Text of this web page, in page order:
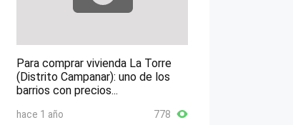
Para comprar vivienda La Torre
(Distrito Campanar): uno de los
barrios con precios...
hace 1 año 778